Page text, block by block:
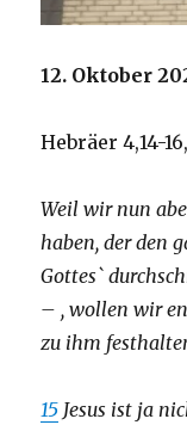
12. Oktober
Hebräer 4,14-
Weil wir nun
haben, der den
Gottes`
– , wollen wir
zu ihm
15 Jesus ist ja